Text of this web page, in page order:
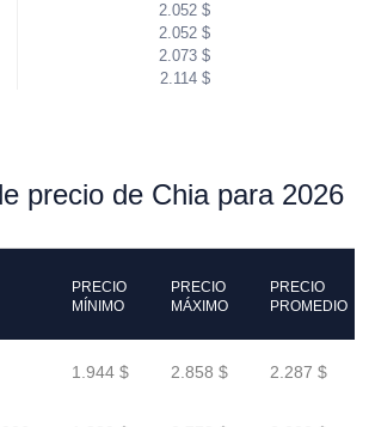
2.052 $
2.052 $
2.073 $
2.114 $
precio de Chia para 2026
PRECIO
MÍNIMO
PRECIO
MÁXIMO
PRECIO
PROMEDIO
1.944 $ 2.858 $ 2.287 $